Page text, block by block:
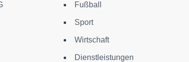
Fußball
Sport
Wirtschaft
Dienstleistungen